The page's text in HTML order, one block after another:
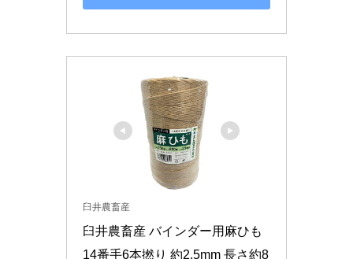
臼井農畜産
臼井農畜産 バインダー用麻ひも
14番手6本撚り 約2.5mm 長さ約8